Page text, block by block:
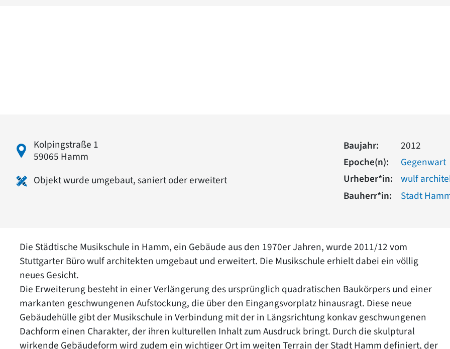
Kolpingstraße 1
59065 Hamm
Objekt wurde umgebaut, saniert oder erweitert
Baujahr:
2012
Epoche(n):
Gegenwart
Urheber*in:
wulf
Bauherr*in:
Stadt
Die Städtische Musikschule in Hamm, ein Gebäude aus den 1970er Jahren, wurde 2011/12 vom
Stuttgarter Büro wulf architekten umgebaut und erweitert. Die Musikschule erhielt dabei ein völlig
neues Gesicht.
Die Erweiterung besteht in einer Verlängerung des ursprünglich quadratischen Baukörpers und einer
markanten geschwungenen Aufstockung, die über den Eingangsvorplatz hinausragt. Diese neue
Gebäudehülle gibt der Musikschule in Verbindung mit der in Längsrichtung konkav geschwungenen
Dachform einen Charakter, der ihren kulturellen Inhalt zum Ausdruck bringt. Durch die skulptural
wirkende Gebäudeform wird zudem ein wichtiger Ort im weiten Terrain der Stadt Hamm definiert, der